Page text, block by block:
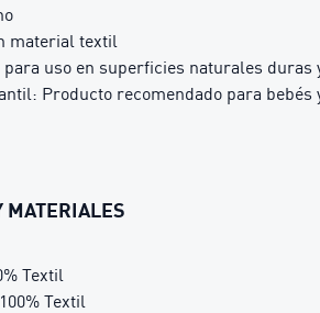
material textil
para uso en superficies naturales duras
Producto recomendado para bebés
MATERIALES
Textil
Textil